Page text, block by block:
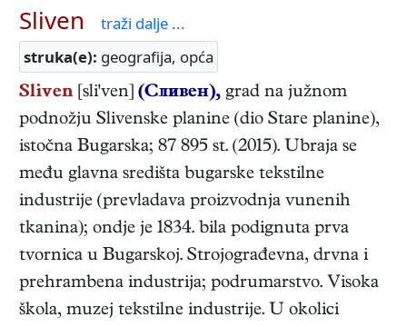
Sliven
traži dalje ...
struka(e): geografija, opća
Sliven [sli'ven] (Сливен), grad na južnom
podnožju Slivenske planine (dio Stare planine),
istočna Bugarska; 87 895 st. (2015). Ubraja se
među glavna središta bugarske tekstilne
industrije (prevladava proizvodnja vunenih
tkanina); ondje je 1834. bila podignuta prva
tvornica u Bugarskoj. Strojograđevna, drvna i
prehrambena industrija; podrumarstvo. Visoka
škola, muzej tekstilne industrije. U okolici